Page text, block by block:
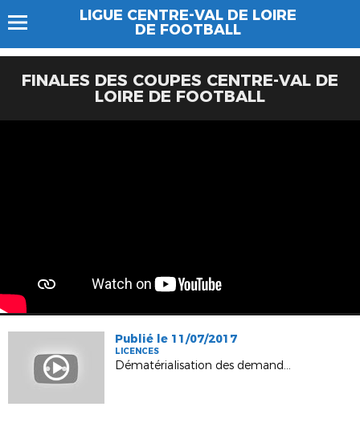
LIGUE CENTRE-VAL DE LOIRE
DE FOOTBALL
FINALES DES COUPES CENTRE-VAL DE
LOIRE DE FOOTBALL
Publié le 11/07/2017
LICENCES
Dématérialisation des demandes de licences - Formation Clubs